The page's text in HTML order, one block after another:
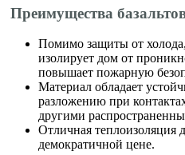
Преимущества
Помимо защиты от
изолирует дом от
повышает пожарную
Материал обладает
разложению при
другими
Отличная теплоизоляция
демократичной цене.